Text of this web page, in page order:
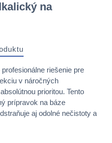
na
riešenie pre
v náročných
prioritou. Tento
prípravok na báze
aj odolné nečistoty a